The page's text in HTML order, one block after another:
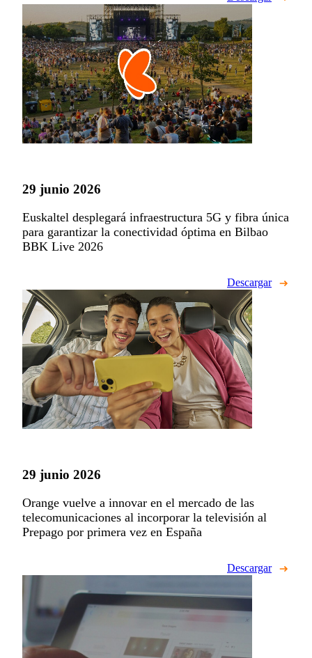
29 junio 2026
Euskaltel desplegará infraestructura 5G y fibra única
para garantizar la conectividad óptima en Bilbao
BBK Live 2026
Descargar
29 junio 2026
Orange vuelve a innovar en el mercado de las
telecomunicaciones al incorporar la televisión al
Prepago por primera vez en España
Descargar